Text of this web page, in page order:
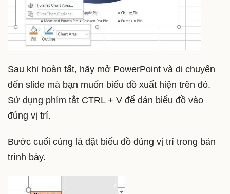
Sau khi hoàn tất, hãy mở PowerPoint và di chuyển
đến slide mà bạn muốn biểu đồ xuất hiện trên đó.
Sử dụng phím tắt CTRL + V để dán biểu đồ vào
đúng vị trí.
Bước cuối cùng là đặt biểu đồ đúng vị trí trong bản
trình bày.